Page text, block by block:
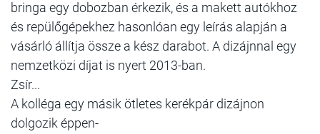
bringa egy dobozban érkezik, és a makett autókhoz
és repülőgépekhez hasonlóan egy leírás alapján a
vásárló állítja össze a kész darabot. A dizájnnal egy
nemzetközi díjat is nyert 2013-ban.
Zsír...
A kolléga egy másik ötletes kerékpár dizájnon
dolgozik éppen-